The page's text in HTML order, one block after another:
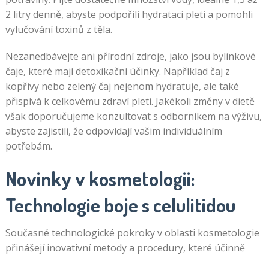
2 litry denně, abyste podpořili hydrataci pleti a pomohli
vylučování toxinů z těla.
Nezanedbávejte ani přírodní zdroje, jako jsou bylinkové
čaje, které mají detoxikační účinky. Například čaj z
kopřivy nebo zelený čaj nejenom hydratuje, ale také
přispívá k celkovému zdraví pleti. Jakékoli změny v dietě
však doporučujeme konzultovat s odborníkem na výživu,
abyste zajistili, že odpovídají vašim individuálním
potřebám.
Novinky v kosmetologii:
Technologie boje s celulitidou
Současné technologické pokroky v oblasti kosmetologie
přinášejí inovativní metody a procedury, které účinně